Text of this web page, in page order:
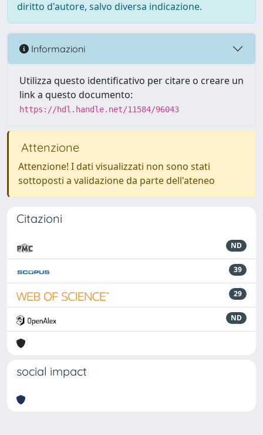
diritto d'autore, salvo diversa indicazione.
Informazioni
Utilizza questo identificativo per citare o creare un
link a questo documento:
https://hdl.handle.net/11584/96043
Attenzione
Attenzione! I dati visualizzati non sono stati
sottoposti a validazione da parte dell'ateneo
Citazioni
ND
39
29
ND
social impact